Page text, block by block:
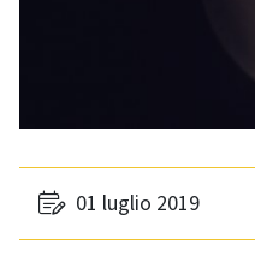
01 luglio 2019